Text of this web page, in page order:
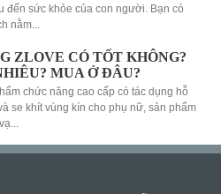
đến sức khỏe của con người. Bạn có
nằm...
ZLOVE CÓ TỐT KHÔNG?
MUA Ở ĐÂU?
chức năng cao cấp có tác dụng hỗ
se khít vùng kín cho phụ nữ, sản phẩm